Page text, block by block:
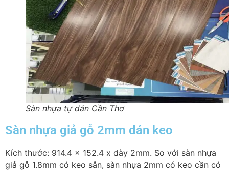
Sàn nhựa tự dán Cần Thơ
Sàn nhựa giả gỗ 2mm dán keo
Kích thước: 914.4 x 152.4 x dày 2mm. So với sàn nhựa
giả gỗ 1.8mm có keo sẵn, sàn nhựa 2mm có keo cần có